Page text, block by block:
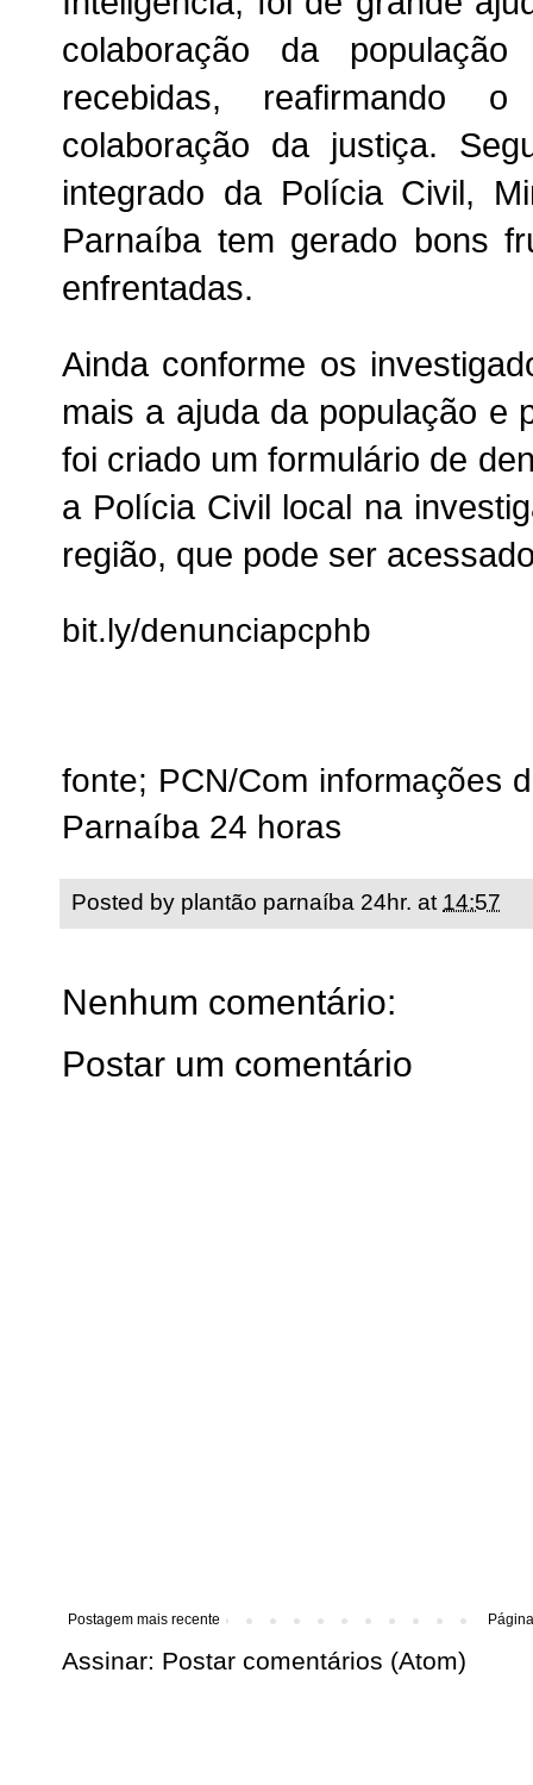
colaboração da
recebidas, reafirmando
colaboração da justiça.
integrado da Polícia Civil,
Parnaíba tem gerado bons
enfrentadas.
Ainda conforme os
mais a ajuda da população e
foi criado um formulário de
a Polícia Civil local na
região, que pode ser
bit.ly/denunciapcphb
fonte; PCN/Com informações
Parnaíba 24 horas
Posted by plantão parnaíba 24hr. at 14:57
Nenhum comentário:
Postar um comentário
Postagem mais recente
Assinar: Postar comentários (Atom)